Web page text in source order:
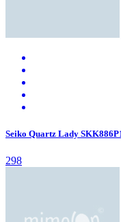
Seiko Quartz Lady
298